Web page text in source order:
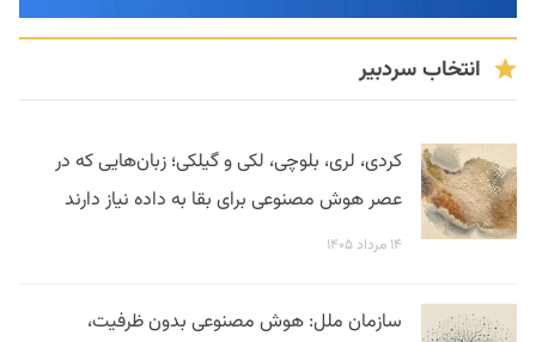
انتخاب سردبیر
کردی، لری، بلوچی، لکی و گیلکی؛ زبان‌هایی که در
عصر هوش مصنوعی برای بقا به داده نیاز دارند
۱۴ مرداد ۱۴۰۵
سازمان ملل: هوش مصنوعی بدون ظرفیت،